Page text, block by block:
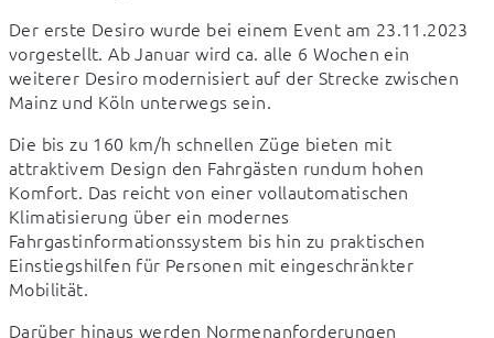
Der erste Desiro wurde bei einem Event am 23.11.2023
vorgestellt. Ab Januar wird ca. alle 6 Wochen ein
weiterer Desiro modernisiert auf der Strecke zwischen
Mainz und Köln unterwegs sein.
Die bis zu 160 km/h schnellen Züge bieten mit
attraktivem Design den Fahrgästen rundum hohen
Komfort. Das reicht von einer vollautomatischen
Klimatisierung über ein modernes
Fahrgastinformationssystem bis hin zu praktischen
Einstiegshilfen für Personen mit eingeschränkter
Mobilität.
Darüber hinaus werden Normenanforderungen